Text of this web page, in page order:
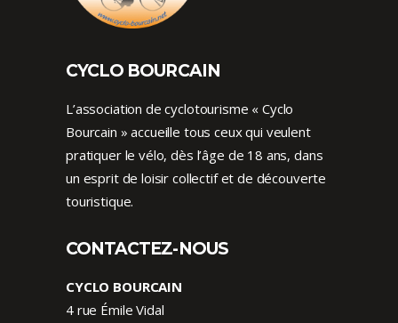
CYCLO BOURCAIN
L’association de cyclotourisme « Cyclo
Bourcain » accueille tous ceux qui veulent
pratiquer le vélo, dès l’âge de 18 ans, dans
un esprit de loisir collectif et de découverte
touristique.
CONTACTEZ-NOUS
CYCLO BOURCAIN
4 rue Émile Vidal